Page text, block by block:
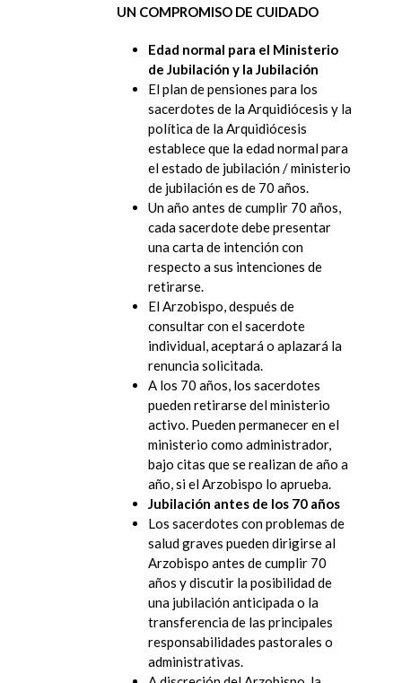
UN COMPROMISO DE CUIDADO
Edad normal para el Ministerio
de Jubilación y la Jubilación
El plan de pensiones para los
sacerdotes de la Arquidiócesis y la
política de la Arquidiócesis
establece que la edad normal para
el estado de jubilación / ministerio
de jubilación es de 70 años.
Un año antes de cumplir 70 años,
cada sacerdote debe presentar
una carta de intención con
respecto a sus intenciones de
retirarse.
El Arzobispo, después de
consultar con el sacerdote
individual, aceptará o aplazará la
renuncia solicitada.
A los 70 años, los sacerdotes
pueden retirarse del ministerio
activo. Pueden permanecer en el
ministerio como administrador,
bajo citas que se realizan de año a
año, si el Arzobispo lo aprueba.
Jubilación antes de los 70 años
Los sacerdotes con problemas de
salud graves pueden dirigirse al
Arzobispo antes de cumplir 70
años y discutir la posibilidad de
una jubilación anticipada o la
transferencia de las principales
responsabilidades pastorales o
administrativas.